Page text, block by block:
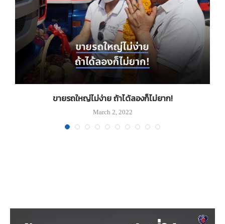
ขายรถใหญ่ไม่ง่าย ถ้าได้ลองก็ไม่ยาก!
March 2, 2022